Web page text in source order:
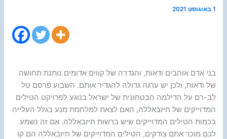
1 באוגוסט 2021
בני אדם אוהבים ודאות, והגדרה של קווים אדומים נותנת תחושה
של ודאות, ולכן יש ערגה גדולה להגדיר אותם. השבוע פרסם טל
לב-רם על הדילמה הבטחונית של ישראל בנוגע לפרויקט הטילים
המדוייקים של חיזבאללה, האם לצאת למלחמת מנע בגלל העלייה
בכמות הטילים המדוייקים שיש ברשות חיזבאללה. אם זה נשמע
לכם מוכר אתם צודקים, הטילים המדוייקים של חיזבאללה הם קו